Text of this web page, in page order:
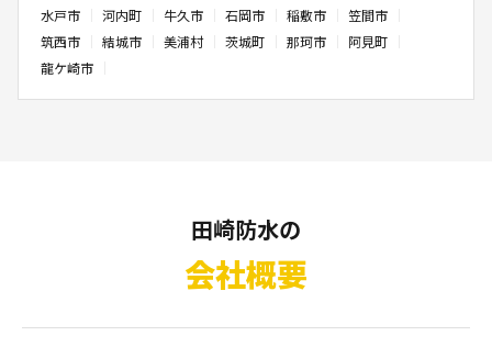
水戸市
河内町 牛久市 石岡市 稲敷市
笠間市
筑西市
結城市 美浦村 茨城町 那珂市
阿見町
龍ケ崎市
田崎防水の
会社概要